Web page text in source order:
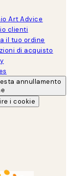
Art Advice
clienti
il tuo ordine
di acquisto
annullamento
i cookie